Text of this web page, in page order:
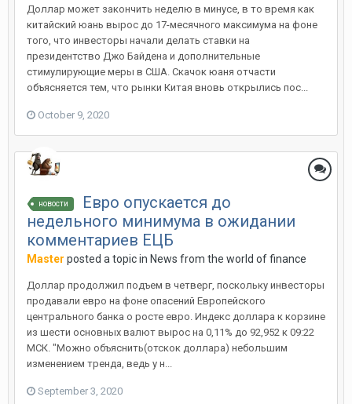
Доллар может закончить неделю в минусе, в то время как
китайский юань вырос до 17-месячного максимума на фоне
того, что инвесторы начали делать ставки на
президентство Джо Байдена и дополнительные
стимулирующие меры в США. Скачок юаня отчасти
объясняется тем, что рынки Китая вновь открылись пос...
October 9, 2020
новости
Евро опускается до
недельного минимума в ожидании
комментариев ЕЦБ
Master posted a topic in News from the world of finance
Доллар продолжил подъем в четверг, поскольку инвесторы
продавали евро на фоне опасений Европейского
центрального банка о росте евро. Индекс доллара к корзине
из шести основных валют вырос на 0,11% до 92,952 к 09:22
МСК. "Можно объяснить(отскок доллара) небольшим
изменением тренда, ведь у н...
September 3, 2020